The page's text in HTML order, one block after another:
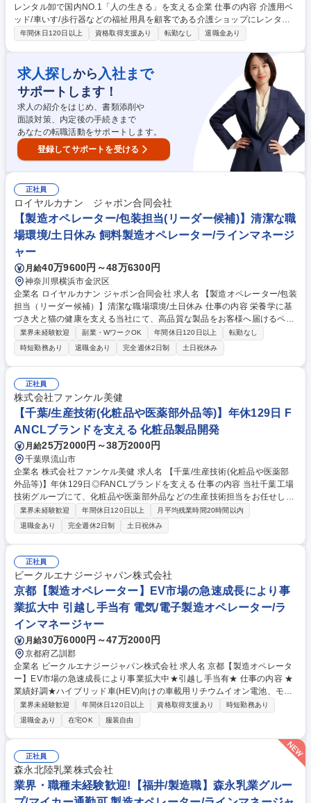
レンタル卸で国内NO.1「人の生きる」を支える企業 仕事の内容 介護用ベ
ッド/車いす/歩行器などの福祉用具を顧客である介護ショップにレンタル
する際の事務作業全般を中心に担当いただきます。営業のサポート業務か
護ショップとの電話や来客対応次第では、拠点の営業成績に貢献できる介
在価値の高い仕事です。そのため、事務作業だけでなく、人と接すること
で周りの人をサポート・業績に間接的に関与していけることがやりがいで
す。ルーチンワークの中にも、自分だけの色を出していけるのが、この仕
事の面白みでもあります。 ※変更範囲：無し（ただし本人の希望がある場
合かつ職種転換された場合は当社業務全般） 募集職種 【柏】事務職/福祉
用具レンタル卸で国内NO.1「人の生きる」を支える企業
年間休日120日以上 資格取得支援あり 転勤なし 退職金あり
求人探しから 入社まで
サポートします！
求人の紹介をはじめ、書類添削や
面談対策、内定後の手続きまで
あなたの転職活動をサポートします。
登録してサポートを受ける
正社員
ロイヤルカナン ジャポン合同会社
【製造オペレーター/包装担当(リーダー候補)】清潔な職
場環境/土日休み 飼料製造オペレーター/ラインマネージ
ャー
月給40万9600円～48万6300円
神奈川県横浜市金沢区
企業名 ロイヤルカナン ジャポン合同会社 求人名 【製造オペレーター/包装
担当（リーダー候補）】清潔な職場環境/土日休み 仕事の内容 栄養学に基
づき犬と猫の健康を支える当社にて、高品質な製品をお客様へ届けるペッ
トフード包装オペレーションチームのサブリーダーとして、メンバー育成
や現場改善をリードいただきます。 ■安全・品質：模範となりリスク改善
や品質・食品安全基準の運用、不適合発生時の原因調査を行う。■オペレ
ーション：シフト内の業務管理や現場指導、課題解決、他部門との連携に
よる生産目標の達成。■現場力強化（FMOS）：日々の方針展開、5S活
動、教育指導、問題エスカレーション。■チームリード：円滑な連携体制
の構築とエンゲージメント向上。 募集職種 【製造オペレーター/包装担当
（リーダー候補）】清潔な職場環境/土日休み
業界未経験歓迎 副業・WワークOK 年間休日120日以上
転勤なし
時短勤務あり
退職金あり 完全週休2日制 土日祝休み
正社員
株式会社ファンケル美健
【千葉/生産技術(化粧品や医薬部外品等)】年休129日 F
ANCLブランドを支える 化粧品製品開発
月給25万2000円～38万2000円
千葉県流山市
企業名 株式会社ファンケル美健 求人名 【千葉/生産技術(化粧品や医薬部
外品等)】年休129日◎FANCLブランドを支える 仕事の内容 当社千葉工場
技術グループにて、化粧品や医薬部外品などの生産技術担当をお任せしま
す。企画部門、研究部門と連携し、新製品の立ち上げから量産化まで一貫
して担当できるポジションとなります！ 【具体的には】■化粧品や医薬部
外品（スキンケア・クレンジング・洗顔等）の量産化工程の設計、妥当性
検証、導入■バルク (中身) の量産化のための製造条件の検討と設定■バル
クや容器・包材仕様に応じた量産化設備の選定と充填・包装プロセスの条
件検討と妥当性検証■各工程の仕様書作成と生産部門への落とし込み■上市
した製品の生産効率化の推進■新規生産設備の導入検収■製造業に関する薬
事業務等■バリデーションの推進 募集職種 【千葉/生産技術(化粧品や医薬
部外品等)】年休129日◎FANCLブランドを支える
業界未経験歓迎 年間休日120日以上
月平均残業時間20時間以内
退職金あり
完全週休2日制 土日祝休み
正社員
ビークルエナジージャパン株式会社
京都【製造オペレーター】EV市場の急速成長により事
業拡大中 引越し手当有 電気/電子製造オペレーター/ラ
インマネージャー
月給30万6000円～47万2000円
京都府乙訓郡
企業名 ビークルエナジージャパン株式会社 求人名 京都【製造オペレータ
ー】EV市場の急速成長により事業拡大中★引越し手当有★ 仕事の内容 ★
業績好調★ハイブリッド車(HEV)向けの車載用リチウムイオン電池、モジ
ュール及びバッテリーマネジメントシステムの開発、製造、および販売を
している当社にて製造オペレーターをお任せします。 【具体的に】セル・
モジュールの生産（組立・設備操作等）の実行。ライン稼働率を向上させ
るための改善活動をお任せします。 【入社後】バディ制で先輩社員に操作
方法を教わり、徐々に一人立ちを目指していただきます。約10名のチーム
で同じラインを担当します。 ★最新鋭のシステムで世界最高峰の車載用リ
チウムイオンバッテリーを製造をしながらご自身の改善活動で生産能力の
向上を実感できます。 募集職種 京都【製造オペレーター】EV市場の急速
業界未経験歓迎 年間休日120日以上 資格取得支援あり
時短勤務あり
退職金あり
在宅OK 服装自由
正社員
森永北陸乳業株式会社
業界・職種未経験歓迎!【福井/製造職】森永乳業グルー